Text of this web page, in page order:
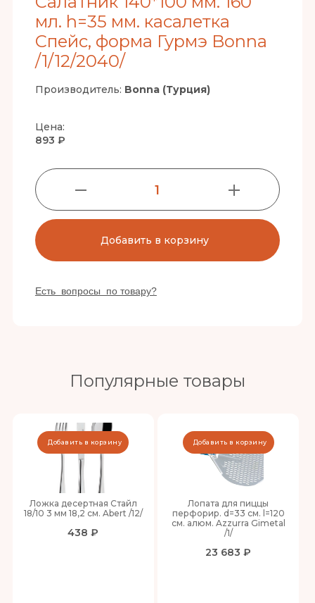
мл. h=35 мм. касалетка
Спейс, форма Гурмэ Bonna
/1/12/2040/
Производитель: Bonna (Турция)
Цена:
893 ₽
1
Добавить в корзину
Есть вопросы по товару?
Популярные товары
Ложка десертная Стайл
18/10 3 мм 18,2 см. Abert /12/
438 ₽
Добавить в корзину
Лопата для пиццы
перфорир. d=33 см. l=120
см. алюм. Azzurra Gimetal
/1/
23 683 ₽
Добавить в корзину